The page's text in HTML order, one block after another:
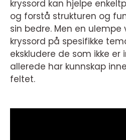
kryssord kan hjelpe
og forstå strukturen og
sin bedre. Men en ulempe
kryssord på spesifikke
ekskludere de som ikke er
allerede har kunnskap
feltet.